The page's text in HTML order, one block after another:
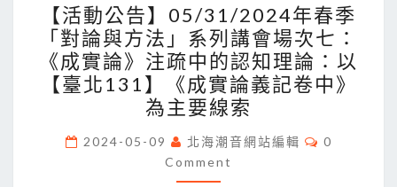
動
公
告】
05/31/2024
年
春
季
【活動公告】05/31/2024年春季
「對論與方法」系列講會場次七：
《成實論》注疏中的認知理論：以
【臺北131】《成實論義記卷中》
為主要線索
2024-05-09 北海潮音網站編輯 Comments
0
Comment